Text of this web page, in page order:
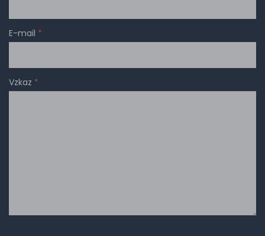
E-mail *
Vzkaz *